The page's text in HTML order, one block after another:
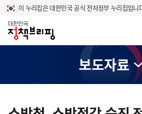
이 누리집은 대한민국 공식 전자정부 누리집입니
홈
보도자료